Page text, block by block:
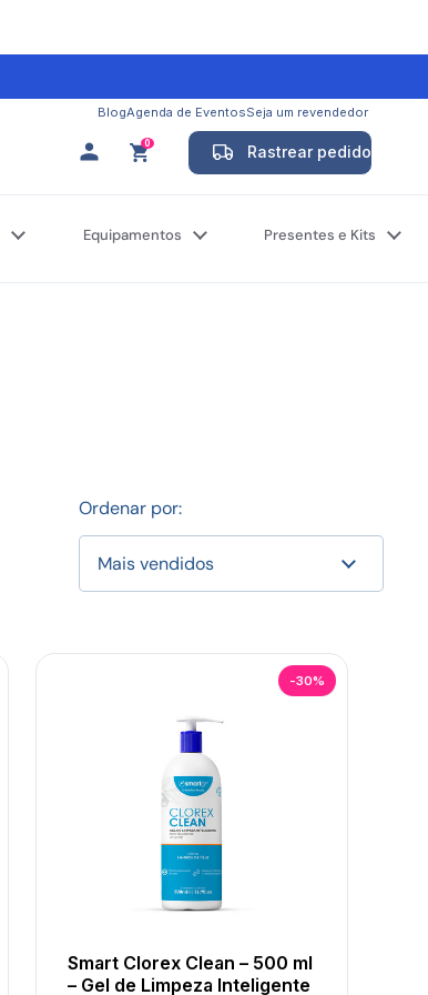
BlogAgenda de EventosSeja um revendedor
Abrir carrinho
0 Rastrear pedido
Equipamentos Presentes e Kits
Ordenar por:
Smart Clorex Clean – 500 ml
– Gel de Limpeza Inteligente
-30%